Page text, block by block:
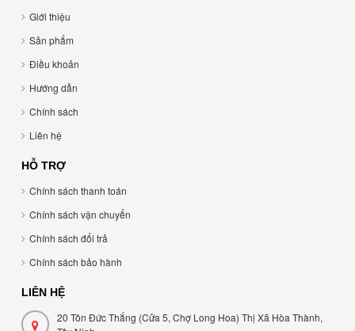
Giới thiệu
Sản phẩm
Điều khoản
Hướng dẫn
Chính sách
Liên hệ
HỖ TRỢ
Chính sách thanh toán
Chính sách vận chuyển
Chính sách đổi trả
Chính sách bảo hành
LIÊN HỆ
20 Tôn Đức Thắng (Cửa 5, Chợ Long Hoa) Thị Xã Hòa Thành,